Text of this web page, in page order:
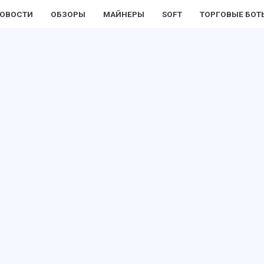
ОБЗОРЫ МАЙНЕРЫ SOFT ТОРГОВЫЕ